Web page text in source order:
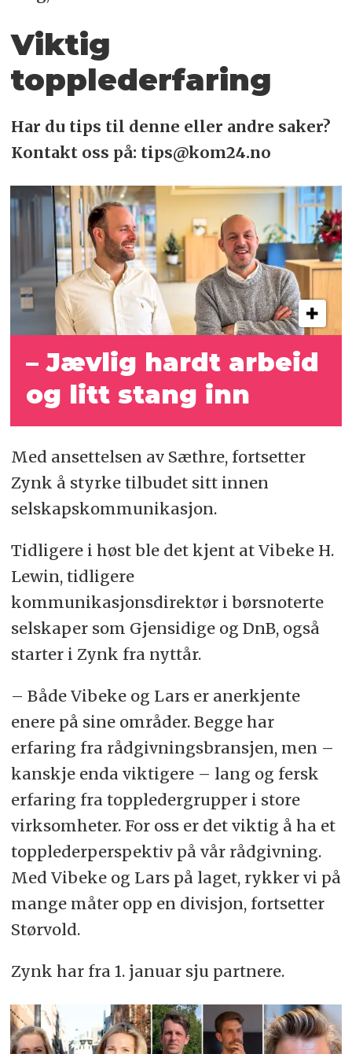
Viktig
topplederfaring
Har du tips til denne eller andre saker?
Kontakt oss på: tips@kom24.no
– Jævlig hardt arbeid
og litt stang inn
Med ansettelsen av Sæthre, fortsetter
Zynk å styrke tilbudet sitt innen
selskapskommunikasjon.
Tidligere i høst ble det kjent at Vibeke H.
Lewin, tidligere
kommunikasjonsdirektør i børsnoterte
selskaper som Gjensidige og DnB, også
starter i Zynk fra nyttår.
– Både Vibeke og Lars er anerkjente
enere på sine områder. Begge har
erfaring fra rådgivningsbransjen, men –
kanskje enda viktigere – lang og fersk
erfaring fra toppledergrupper i store
virksomheter. For oss er det viktig å ha et
topplederperspektiv på vår rådgivning.
Med Vibeke og Lars på laget, rykker vi på
mange måter opp en divisjon, fortsetter
Størvold.
Zynk har fra 1. januar sju partnere.